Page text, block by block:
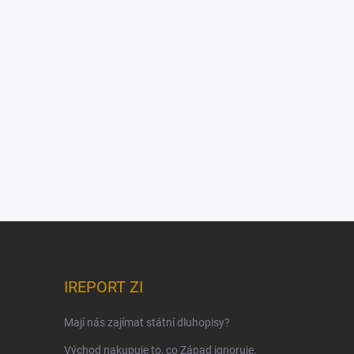
IREPORT ZI
Mají nás zajímat státní dluhopisy?
Východ nakupuje to, co Západ ignoruje.